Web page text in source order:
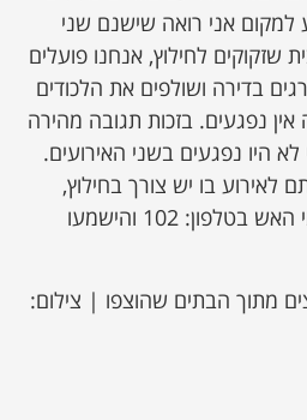
למקום אני רואה שישנם שני
שזקוקים לחילוץ, אנחנו פועלים
בדירה ושולפים את הלכודים
נפגעים. בזכות תגובה מהירה
לא היו נפגעים בשני האירועים.
לאירוע בו יש צורך בחילוץ,
הזעיקו במהירות את לוחמי האש בטלפון: 102 והישמעו
מתוך הבתים שהוצפו | צילום: